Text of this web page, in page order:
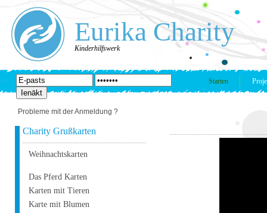
Eurika Charity
Kinderhilfswerk
Starten
Probleme mit der Anmeldung ?
Charity Grußkarten
Weihnachtskarten
Das Pferd Karten
Karten mit Tieren
Karte mit Blumen